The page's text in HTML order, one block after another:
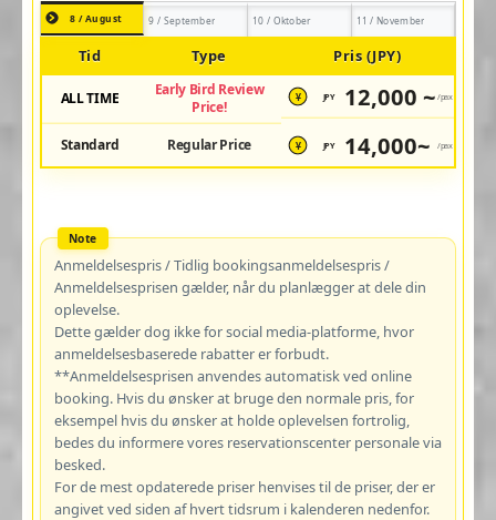
8 / August 9 / September 10 / Oktober 11 / November
Tid Type Pris (JPY)
ALL TIME
Early Bird Review
Price!
¥ JPY 12,000 ~ /pax
Standard Regular Price ¥ JPY 14,000~ /pax
Anmeldelsespris / Tidlig bookingsanmeldelsespris /
Anmeldelsesprisen gælder, når du planlægger at dele din
oplevelse.
Dette gælder dog ikke for social media-platforme, hvor
anmeldelsesbaserede rabatter er forbudt.
**Anmeldelsesprisen anvendes automatisk ved online
booking. Hvis du ønsker at bruge den normale pris, for
eksempel hvis du ønsker at holde oplevelsen fortrolig,
bedes du informere vores reservationscenter personale via
besked.
For de mest opdaterede priser henvises til de priser, der er
angivet ved siden af hvert tidsrum i kalenderen nedenfor.